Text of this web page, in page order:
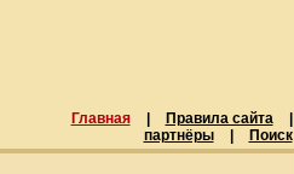
Главная Правила сайта
партнёры
Поиск